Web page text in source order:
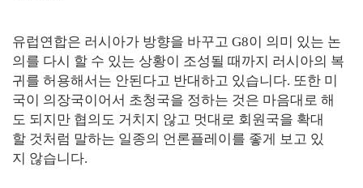
유럽연합은 러시아가 방향을 바꾸고 G8이 의미 있는 논
의를 다시 할 수 있는 상황이 조성될 때까지 러시아의 복
귀를 허용해서는 안된다고 반대하고 있습니다. 또한 미
국이 의장국이어서 초청국을 정하는 것은 마음대로 해
도 되지만 협의도 거치지 않고 멋대로 회원국을 확대
할 것처럼 말하는 일종의 언론플레이를 좋게 보고 있
지 않습니다.